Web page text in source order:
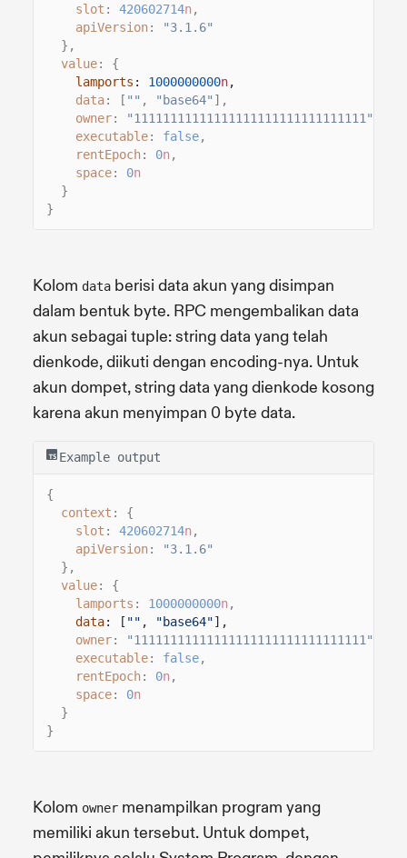
slot : 420602714n,
apiVersion:
"3.1.6"
},
value: {
lamports : 1000000000n,
data: [ "" , "base64" ],
owner: "11111111111111111111111111111111"
executable: false,
rentEpoch: 0n,
space: 0n
}
}
Kolom data berisi data akun yang disimpan
dalam bentuk byte. RPC mengembalikan data
akun sebagai tuple: string data yang telah
dienkode, diikuti dengan encoding-nya. Untuk
akun dompet, string data yang dienkode kosong
karena akun menyimpan 0 byte data.
Example output
{
context : {
slot : 420602714n,
apiVersion:
"3.1.6"
},
value: {
lamports : 1000000000n,
data: [ "" , "base64"],
owner: "11111111111111111111111111111111"
executable: false,
rentEpoch: 0n,
space: 0n
}
}
Kolom owner menampilkan program yang
memiliki akun tersebut. Untuk dompet,